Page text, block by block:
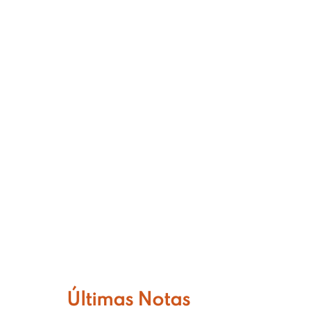
Últimas Notas